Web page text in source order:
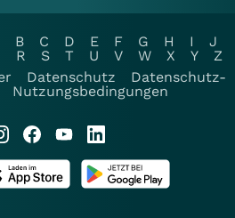
B C D E F G H I
J
R S T U V W X Y
Z
Datenschutz
Datenschutz-
Nutzungsbedingungen